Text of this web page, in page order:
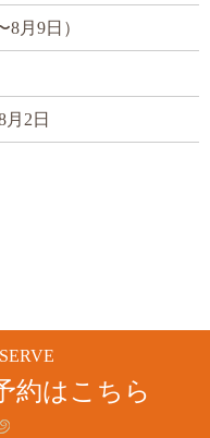
月9日）
月2日
約はこちら